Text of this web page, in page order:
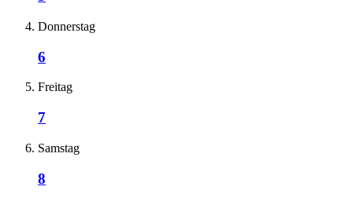
Donnerstag
6
Freitag
7
Samstag
8